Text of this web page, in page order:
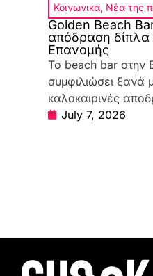
Κοινωνικά, Νέα της
Golden Beach
απόδραση
Επανομής
Το beach bar στην
συμφιλιώσει ξανά
καλοκαιρινές
July 7, 2026